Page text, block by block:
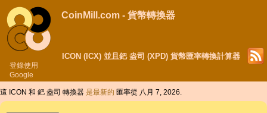
登錄使用
Google
CoinMill.com - 貨幣轉換器
ICON (ICX) 並且鈀 盎司 (XPD) 貨幣匯率轉換計算器
這 ICON 和 鈀 盎司 轉換器 是最新的 匯率從 八月 7, 2026.